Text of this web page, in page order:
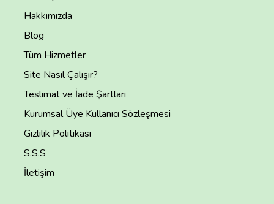
Hakkımızda
Blog
Tüm Hizmetler
Site Nasıl Çalışır?
Teslimat ve İade Şartları
Kurumsal Üye Kullanıcı Sözleşmesi
Gizlilik Politikası
S.S.S
İletişim